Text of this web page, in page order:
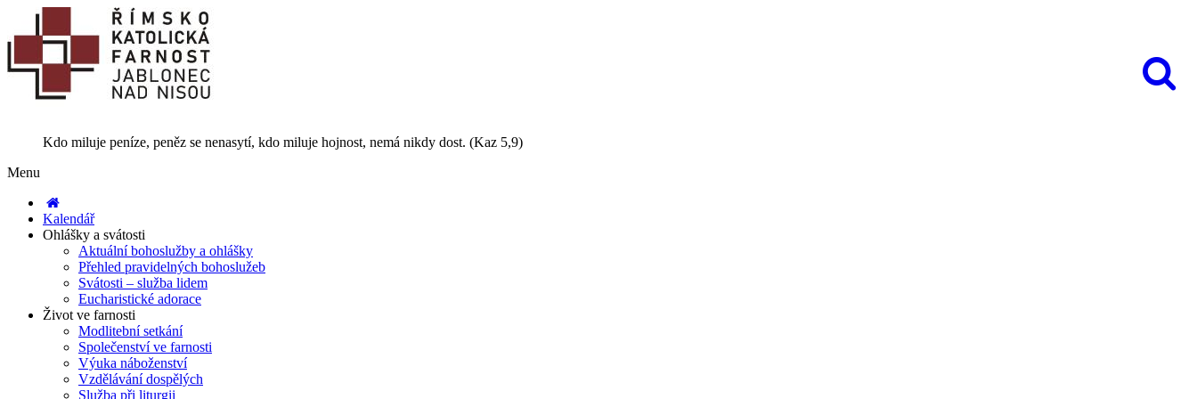
Kdo miluje peníze, peněz se nenasytí, kdo miluje hojnost, nemá nikdy dost. (Kaz 5,9)
Menu
Kalendář
Ohlášky a svátosti
Aktuální bohoslužby a ohlášky
Přehled pravidelných bohoslužeb
Svátosti – služba lidem
Eucharistické adorace
Život ve farnosti
Modlitební setkání
Společenství ve farnosti
Výuka náboženství
Vzdělávání dospělých
Služba při liturgii